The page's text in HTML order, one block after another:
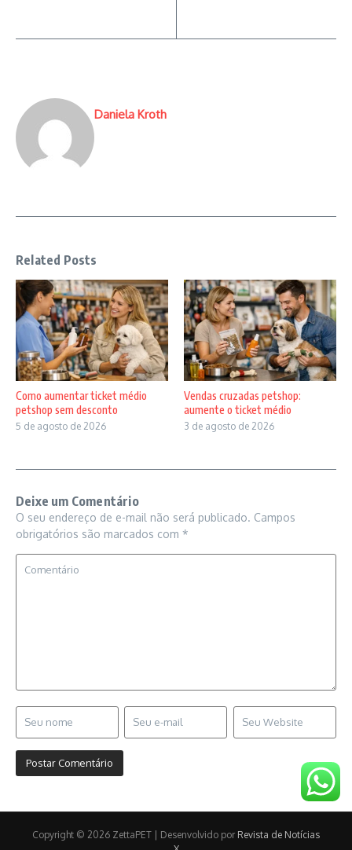
Daniela Kroth
Related Posts
Como aumentar ticket médio
petshop sem desconto
5 de agosto de 2026
Vendas cruzadas petshop:
aumente o ticket médio
3 de agosto de 2026
Deixe um Comentário
O seu endereço de e-mail não será publicado. Campos
obrigatórios são marcados com *
Copyright © 2026 ZettaPET | Desenvolvido por Revista de Notícias